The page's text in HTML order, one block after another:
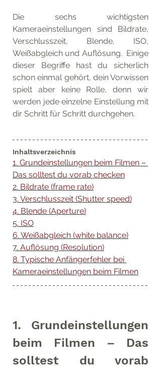
Die sechs wichtigsten
Kameraeinstellungen sind Bildrate,
Verschlusszeit, Blende, ISO,
Weißabgleich und Auflösung.  Einige
dieser Begriffe hast du sicherlich
schon einmal gehört, dein Vorwissen
spielt aber keine Rolle, denn wir
werden jede einzelne Einstellung mit
dir Schritt für Schritt durchgehen.
Inhaltsverzeichnis
1. Grundeinstellungen beim Filmen –
Das solltest du vorab checken
2. Bildrate (frame rate)
3. Verschlusszeit (Shutter speed)
4. Blende (Aperture)
5. ISO
6. Weißabgleich (white balance)
7. Auflösung (Resolution)
8. Typische Anfängerfehler bei
Kameraeinstellungen beim Filmen
1. Grundeinstellungen
beim Filmen – Das
solltest du vorab